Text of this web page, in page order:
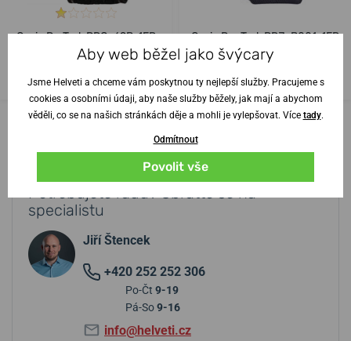
Casio ProTrek PRG-69B-1ER
ve středu 12. 8. u vás
4 990 Kč
Casio Pro Trek PRJ-B001-1ER
ve středu 12. 8. u vás
3 990 Kč
Potřebujete radu? Obraťte se na
specialistu
Jiří Štencek
+420 252 252 306
Po-Čt 9-19
Pá-So9-16
info@helveti.cz
Aby web běžel jako švýcary
Jsme Helveti a chceme vám poskytnou ty nejlepší služby. Pracujeme s
cookies a osobními údaji, aby naše služby běžely, jak mají a abychom
věděli, co se na našich stránkách děje a mohli je vylepšovat. Více tady.
Odmítnout
Povolit vše